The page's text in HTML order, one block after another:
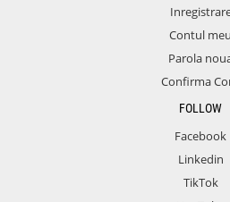
Contul meu
Parola
Confirma
FOLLOW
Facebook
Linkedin
TikTok